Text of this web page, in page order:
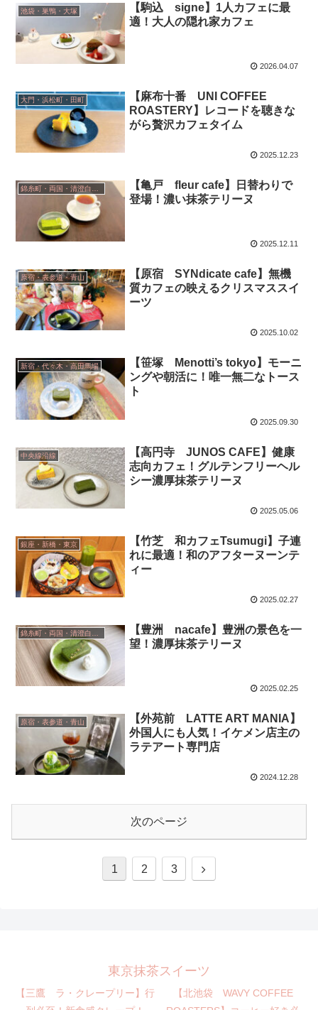
池袋・巣鴨・大塚
【駒込 signe】1人カフェに最
適！大人の隠れ家カフェ
2026.04.07
大門・浜松町・田町
【麻布十番 UNI COFFEE
ROASTERY】レコードを聴きな
がら贅沢カフェタイム
2025.12.23
【亀戸 fleur cafe】日替わりで
登場！濃い抹茶テリーヌ
2025.12.11
原宿・表参道・青山
【原宿 SYNdicate cafe】無機
質カフェの映えるクリスマススイ
ーツ
2025.10.02
新宿・代々木・高田馬場
【笹塚 Menotti’s tokyo】モーニ
ングや朝活に！唯一無二なトース
ト
2025.09.30
中央線沿線
【高円寺 JUNOS CAFE】健康
志向カフェ！グルテンフリーヘル
シー濃厚抹茶テリーヌ
2025.05.06
銀座・新橋・東京
【竹芝 和カフェTsumugi】子連
れに最適！和のアフターヌーンテ
ィー
2025.02.27
【豊洲 nacafe】豊洲の景色を一
望！濃厚抹茶テリーヌ
2025.02.25
原宿・表参道・青山
【外苑前 LATTE ART MANIA】
外国人にも人気！イケメン店主の
ラテアート専門店
2024.12.28
次のページ
1 2 3
東京抹茶スイーツ
【三鷹 ラ・クレープリー】行
【北池袋 WAVY COFFEE